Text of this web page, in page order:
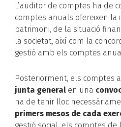
L’auditor de comptes ha de
comptes anuals ofereixen la
patrimoni, de la situació
la societat, així com la
gestió amb els comptes
Posteriorment, els comptes
junta general en una
ha de tenir lloc
primers mesos de cada